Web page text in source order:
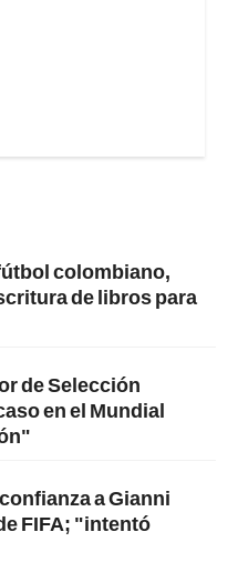
colombiano,
de libros para
de Selección
en el Mundial
a Gianni
FIFA; "intentó